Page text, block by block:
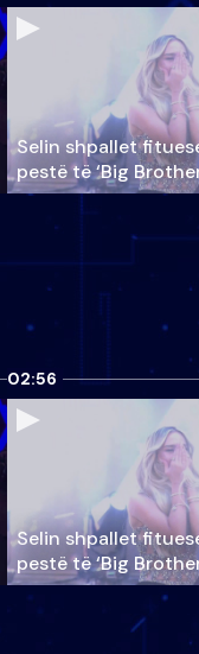
Selin shpallet
pestë të ‘Big
02:56
Selin shpallet
pestë të ‘Big